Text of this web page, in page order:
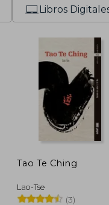
Libros
Tao Te Ching
Lao-Tse
(3)